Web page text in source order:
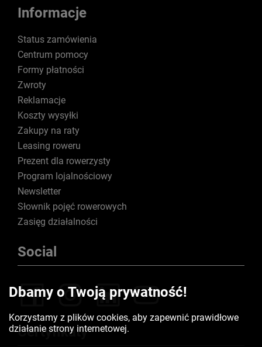
Informacje
Status zamówienia
Centrum pomocy
Formy płatności
Zwroty
Reklamacje
Koszty wysyłki
Zakupy na raty
Leasing roweru
Prezent dla rowerzysty
Program lojalnościowy
Newsletter
Słownik pojęć rowerowych
Zasięg działalności
Social
Certyfikaty
Dbamy o Twoją prywatność!
Korzystamy z plików cookies, aby zapewnić prawidłowe
działanie strony internetowej.